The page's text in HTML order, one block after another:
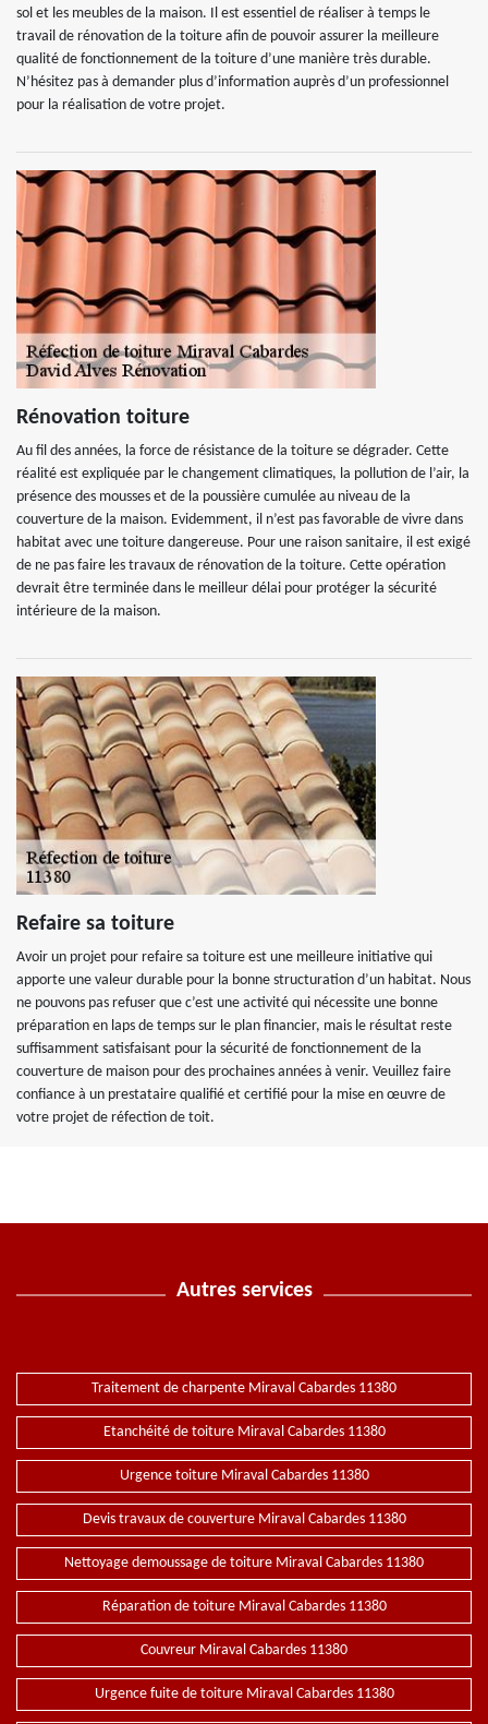
sol et les meubles de la maison. Il est essentiel de réaliser à temps le
travail de rénovation de la toiture afin de pouvoir assurer la meilleure
qualité de fonctionnement de la toiture d’une manière très durable.
N’hésitez pas à demander plus d’information auprès d’un professionnel
pour la réalisation de votre projet.
Rénovation toiture
Au fil des années, la force de résistance de la toiture se dégrader. Cette
réalité est expliquée par le changement climatiques, la pollution de l’air, la
présence des mousses et de la poussière cumulée au niveau de la
couverture de la maison. Evidemment, il n’est pas favorable de vivre dans
habitat avec une toiture dangereuse. Pour une raison sanitaire, il est exigé
de ne pas faire les travaux de rénovation de la toiture. Cette opération
devrait être terminée dans le meilleur délai pour protéger la sécurité
intérieure de la maison.
Refaire sa toiture
Avoir un projet pour refaire sa toiture est une meilleure initiative qui
apporte une valeur durable pour la bonne structuration d’un habitat. Nous
ne pouvons pas refuser que c’est une activité qui nécessite une bonne
préparation en laps de temps sur le plan financier, mais le résultat reste
suffisamment satisfaisant pour la sécurité de fonctionnement de la
couverture de maison pour des prochaines années à venir. Veuillez faire
confiance à un prestataire qualifié et certifié pour la mise en œuvre de
votre projet de réfection de toit.
Autres services
Traitement de charpente Miraval Cabardes 11380
Etanchéité de toiture Miraval Cabardes 11380
Urgence toiture Miraval Cabardes 11380
Devis travaux de couverture Miraval Cabardes 11380
Nettoyage demoussage de toiture Miraval Cabardes 11380
Réparation de toiture Miraval Cabardes 11380
Couvreur Miraval Cabardes 11380
Urgence fuite de toiture Miraval Cabardes 11380